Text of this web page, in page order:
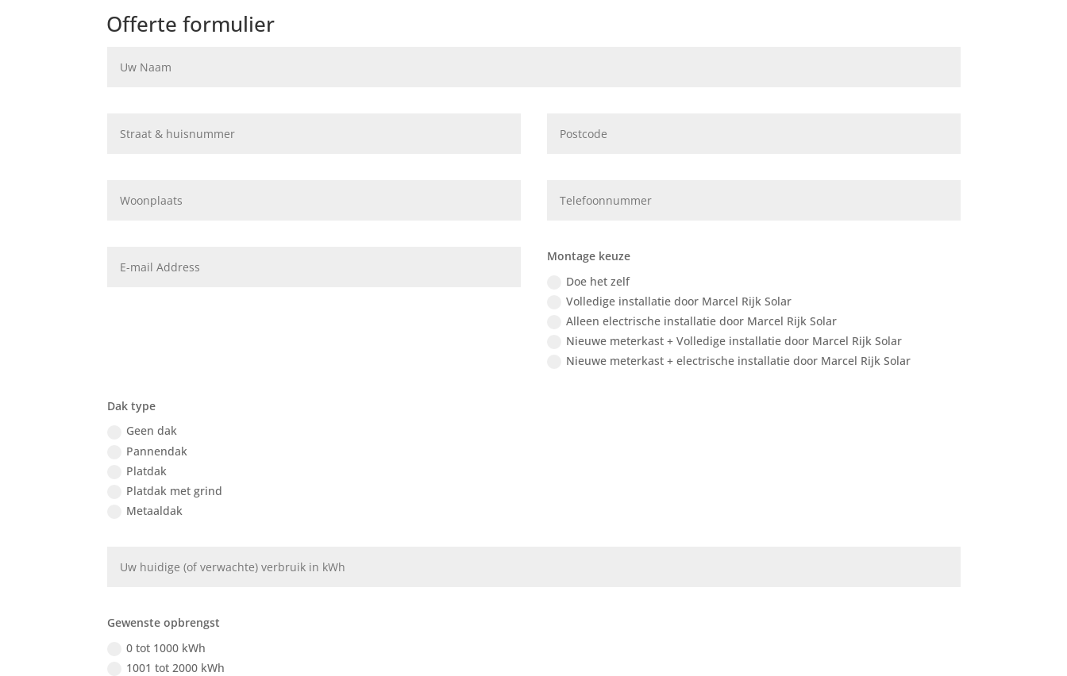
Offerte formulier
Montage keuze
Doe het zelf
Volledige installatie door Marcel Rijk Solar
Alleen electrische installatie door Marcel Rijk Solar
Nieuwe meterkast + Volledige installatie door Marcel Rijk Solar
Nieuwe meterkast + electrische installatie door Marcel Rijk Solar
Dak type
Geen dak
Pannendak
Platdak
Platdak met grind
Metaaldak
Gewenste opbrengst
0 tot 1000 kWh
1001 tot 2000 kWh